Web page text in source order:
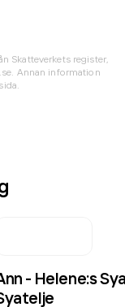
Skatteverkets register,
Annan information
- Helene:s